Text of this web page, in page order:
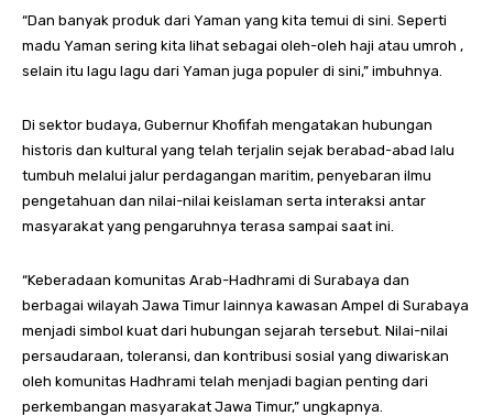
“Dan banyak produk dari Yaman yang kita temui di sini. Seperti
madu Yaman sering kita lihat sebagai oleh-oleh haji atau umroh ,
selain itu lagu lagu dari Yaman juga populer di sini,” imbuhnya.
Di sektor budaya, Gubernur Khofifah mengatakan hubungan
historis dan kultural yang telah terjalin sejak berabad-abad lalu
tumbuh melalui jalur perdagangan maritim, penyebaran ilmu
pengetahuan dan nilai-nilai keislaman serta interaksi antar
masyarakat yang pengaruhnya terasa sampai saat ini.
“Keberadaan komunitas Arab-Hadhrami di Surabaya dan
berbagai wilayah Jawa Timur lainnya kawasan Ampel di Surabaya
menjadi simbol kuat dari hubungan sejarah tersebut. Nilai-nilai
persaudaraan, toleransi, dan kontribusi sosial yang diwariskan
oleh komunitas Hadhrami telah menjadi bagian penting dari
perkembangan masyarakat Jawa Timur,” ungkapnya.